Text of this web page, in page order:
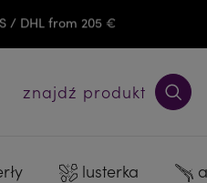
/ DHL from 205 €
znajdź produkt
lusterka